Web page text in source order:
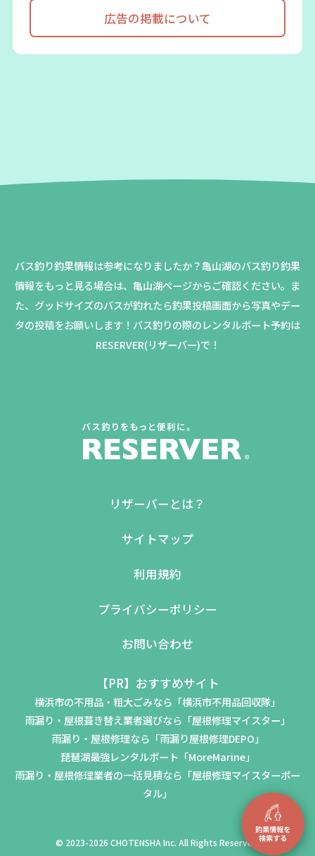
広告の掲載について
バス釣り釣果情報は参考になりましたか？亀山湖のバス釣り釣果
情報をもっと見る場合は、亀山湖ページからご確認ください。 ま
た、グッドサイズのバスが釣れたら釣果投稿画面から写真やデー
タの投稿をお願いします！バス釣りの際のレンタルボート予約は
RESERVER(リザーバー)で！
リザーバーとは？
サイトマップ
利用規約
プライバシーポリシー
お問い合わせ
【PR】おすすめサイト
横浜市の不用品・粗大ごみなら「横浜市不用品回収隊」
雨漏り・屋根葺き替え業者選びなら「屋根修理マイスター」
雨漏り・屋根修理なら「雨漏り屋根修理DEPO」
琵琶湖最強レンタルボート「MoreMarine」
雨漏り・屋根修理業者の一括見積なら「屋根修理マイスターポー
タル」
© 2023-2026 CHOTENSHA Inc. All Rights Reserved.